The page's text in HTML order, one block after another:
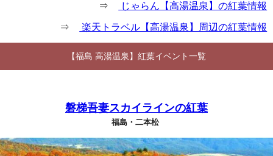
⇒ じゃらん【高湯温泉】の紅葉情報
⇒ 楽天トラベル【高湯温泉】周辺の紅葉情報
【福島 高湯温泉】紅葉イベント一覧
磐梯吾妻スカイラインの紅葉
福島・二本松